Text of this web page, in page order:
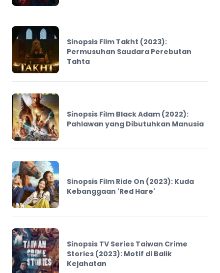
Sinopsis Film Takht (2023):
Permusuhan Saudara Perebutan
Tahta
Sinopsis Film Black Adam (2022):
Pahlawan yang Dibutuhkan Manusia
Sinopsis Film Ride On (2023): Kuda
Kebanggaan 'Red Hare'
Sinopsis TV Series Taiwan Crime
Stories (2023): Motif di Balik
Kejahatan